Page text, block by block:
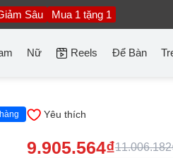
Sâu Mua 1 tặng 1
Nữ Reels Để Bàn
Yêu thích
9.905.564₫